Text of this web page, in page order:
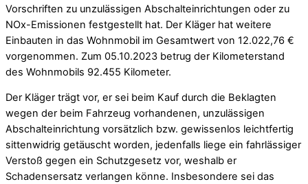
Vorschriften zu unzulässigen Abschalteinrichtungen oder zu
NOx-Emissionen festgestellt hat. Der Kläger hat weitere
Einbauten in das Wohnmobil im Gesamtwert von 12.022,76 €
vorgenommen. Zum 05.10.2023 betrug der Kilometerstand
des Wohnmobils 92.455 Kilometer.
Der Kläger trägt vor, er sei beim Kauf durch die Beklagten
wegen der beim Fahrzeug vorhandenen, unzulässigen
Abschalteinrichtung vorsätzlich bzw. gewissenlos leichtfertig
sittenwidrig getäuscht worden, jedenfalls liege ein fahrlässiger
Verstoß gegen ein Schutzgesetz vor, weshalb er
Schadensersatz verlangen könne. Insbesondere sei das